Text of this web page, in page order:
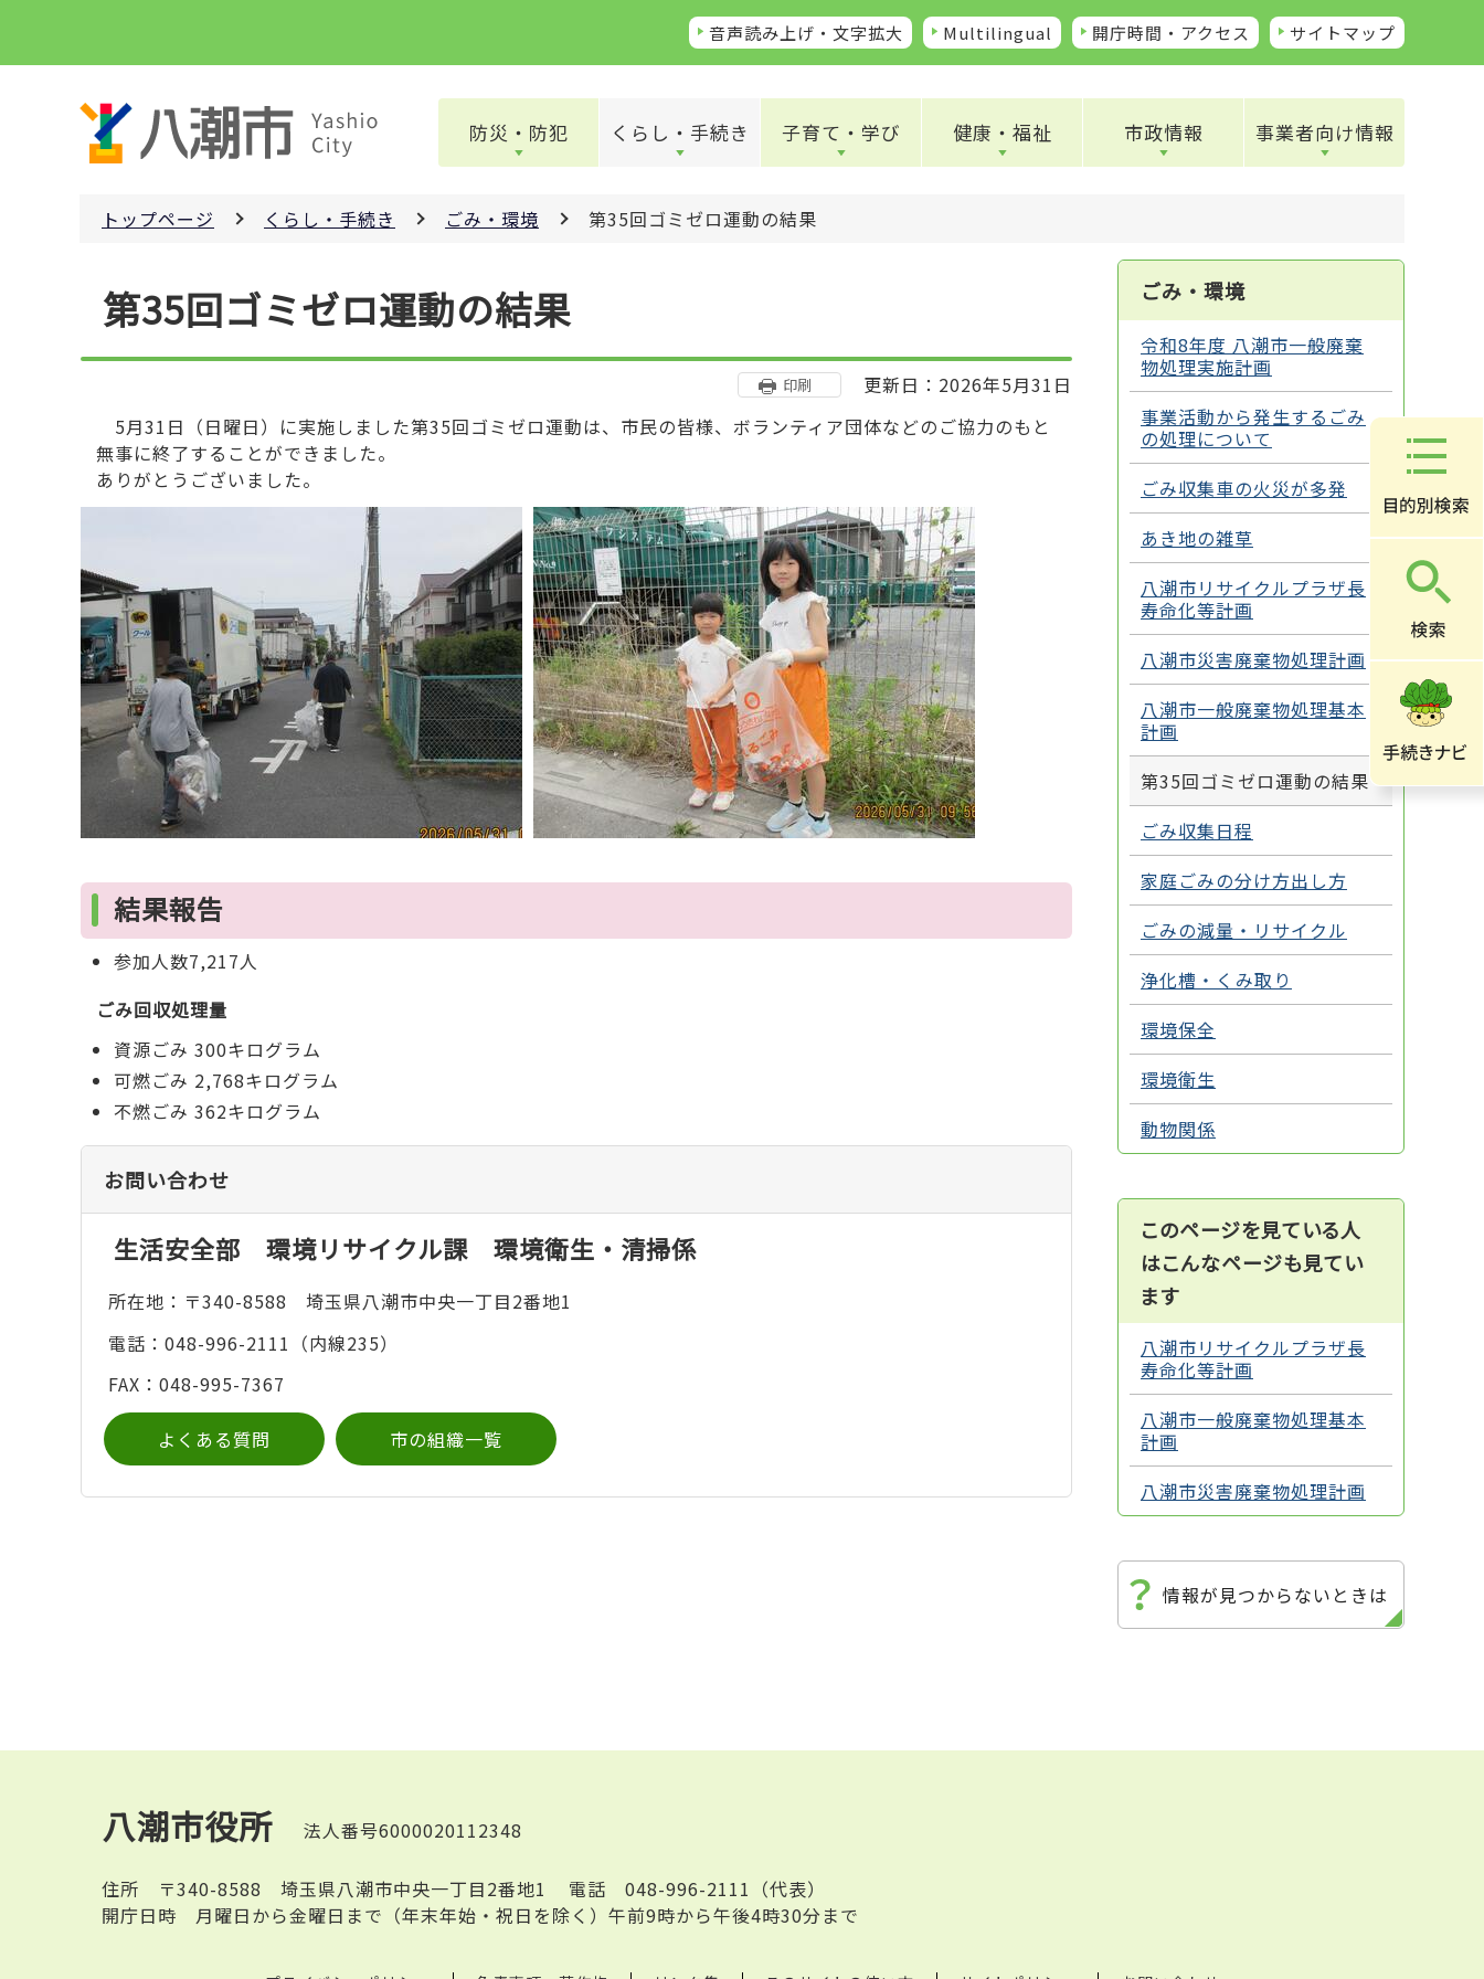
ペ
音声読み上げ・文字拡大 Multilingual 開庁時間・アクセス サイトマップ
防災・防犯 くらし・手続き 子育て・学び 健康・福祉 市政情報 事業者向け情報
トップページ くらし・手続き ごみ・環境 第35回ゴミゼロ運動の結果
第35回ゴミゼロ運動の結果
印刷
更新日：2026年5月31日
5月31日（日曜日）に実施しました第35回ゴミゼロ運動は、市民の皆様、ボランティア団体などのご協力のもと
無事に終了することができました。
ありがとうございました。
結果報告
参加人数7,217人
ごみ回収処理量
資源ごみ 300キログラム
可燃ごみ 2,768キログラム
不燃ごみ 362キログラム
お問い合わせ
生活安全部 環境リサイクル課 環境衛生・清掃係
所在地：〒340-8588 埼玉県八潮市中央一丁目2番地1
電話：048-996-2111（内線235）
FAX：048-995-7367
よくある質問 市の組織一覧
ごみ・環境
令和8年度 八潮市一般廃棄
物処理実施計画
事業活動から発生するごみ
の処理について
ごみ収集車の火災が多発
あき地の雑草
八潮市リサイクルプラザ長
寿命化等計画
八潮市災害廃棄物処理計画
八潮市一般廃棄物処理基本
計画
第35回ゴミゼロ運動の結果
ごみ収集日程
家庭ごみの分け方出し方
ごみの減量・リサイクル
浄化槽・くみ取り
環境保全
環境衛生
動物関係
このページを見ている人
はこんなページも見てい
ます
八潮市リサイクルプラザ長
寿命化等計画
八潮市一般廃棄物処理基本
計画
八潮市災害廃棄物処理計画
情報が見つからないときは
八潮市役所 法人番号6000020112348
住所 〒340-8588 埼玉県八潮市中央一丁目2番地1 電話 048-996-2111（代表）
開庁日時 月曜日から金曜日まで（年末年始・祝日を除く）午前9時から午後4時30分まで